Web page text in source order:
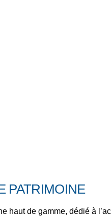
PATRIMOINE​
haut de gamme, dédié à